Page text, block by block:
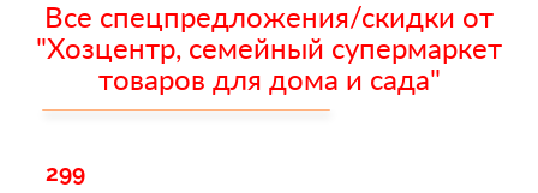
Все спецпредложения/скидки от
"Хозцентр, семейный супермаркет
товаров для дома и сада"
299